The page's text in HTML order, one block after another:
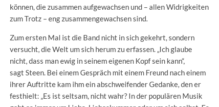
können, die zusammen aufgewachsen und – allen Widrigkeiten
zum Trotz – eng zusammengewachsen sind.
Zum ersten Mal ist die Band nicht in sich gekehrt, sondern
versucht, die Welt um sich herum zu erfassen. „Ich glaube
nicht, dass man ewig in seinem eigenen Kopf sein kann“,
sagt Steen. Bei einem Gespräch mit einem Freund nach einem
ihrer Auftritte kam ihm ein abschweifender Gedanke, den er
festhielt: „Es ist seltsam, nicht wahr? In der populären Musik